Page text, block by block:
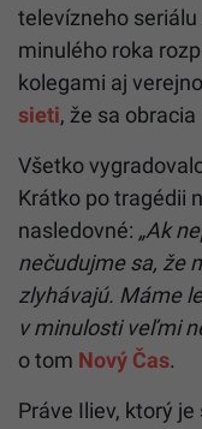
televízneho
minulého roka
kolegami aj
sieti, že sa obracia
Všetko
Krátko po tragédii
nasledovné: „Ak
nečudujme sa, že
zlyhávajú. Máme
v minulosti veľmi
o tom Nový Čas.
Práve Iliev, ktorý